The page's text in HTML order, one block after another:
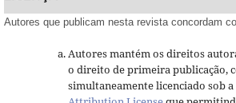
Autores que publicam nesta revista concordam
Autores mantém os direitos
o direito de primeira publicação,
simultaneamente licenciado sob a